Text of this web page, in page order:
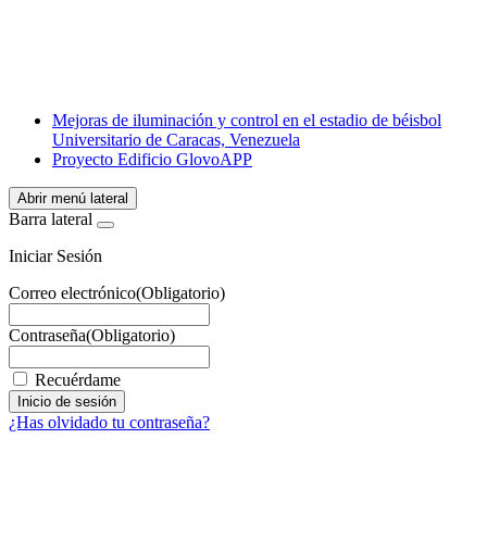
WhatsApp
Mejoras de iluminación y control en el estadio de béisbol
Universitario de Caracas, Venezuela
Proyecto Edificio GlovoAPP
Abrir menú lateral
Barra lateral
Iniciar Sesión
Correo electrónico(Obligatorio)
Contraseña(Obligatorio)
Recuérdame
¿Has olvidado tu contraseña?